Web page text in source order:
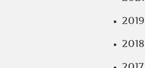
2019
2018